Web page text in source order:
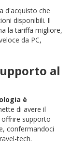
d'acquisto che
disponibili. Il
la tariffa migliore,
da PC,
al
è
di avere il
supporto
confermandoci
tech.